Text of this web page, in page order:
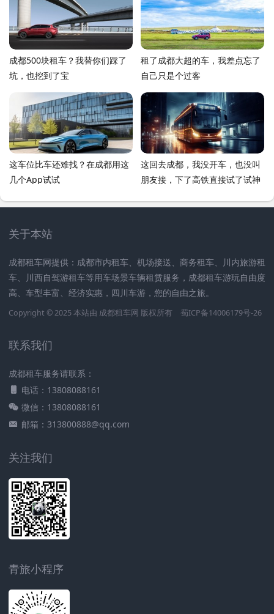
看这味儿对不对
成都500块租车？我替你们踩了
坑，也挖到了宝
租了成都大超的车，我差点忘了
自己只是个过客
这车位比车还难找？在成都用这
几个App试试
这回去成都，我没开车，也没叫
朋友接，下了高铁直接试了试神
聊
关于本站
成都租车网提供：成都市内租车、机场接送、商务租车、川内旅游租
车、川西自驾游租车等用车场景车辆租赁服务，成都租车游玩自由度
高、车型丰富、经济实惠，四川车游，您的自由之旅。
Copyright © 2025 本站由 成都租车网 版权所有 蜀ICP备14006179号-26
联系我们
成都租车服务请联系：
电话：13808088161
微信：13808088161
邮箱：313800888@qq.com
关注我们
青旅小程序